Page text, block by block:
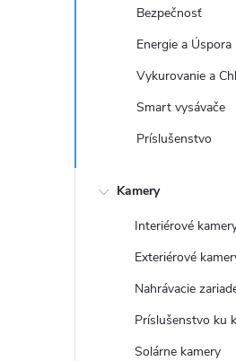
Bezpečnosť
Energie a Úspora
Vykurovanie a
Smart vysávače
Príslušenstvo
Kamery
Interiérové
Exteriérové
Nahrávacie
Príslušenstvo ku
Solárne kamery